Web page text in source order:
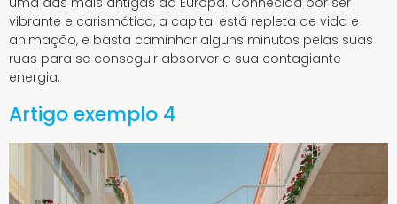
vibrante e carismática, a capital está repleta de vida e
animação, e basta caminhar alguns minutos pelas suas
ruas para se conseguir absorver a sua contagiante
energia.
Artigo exemplo 4